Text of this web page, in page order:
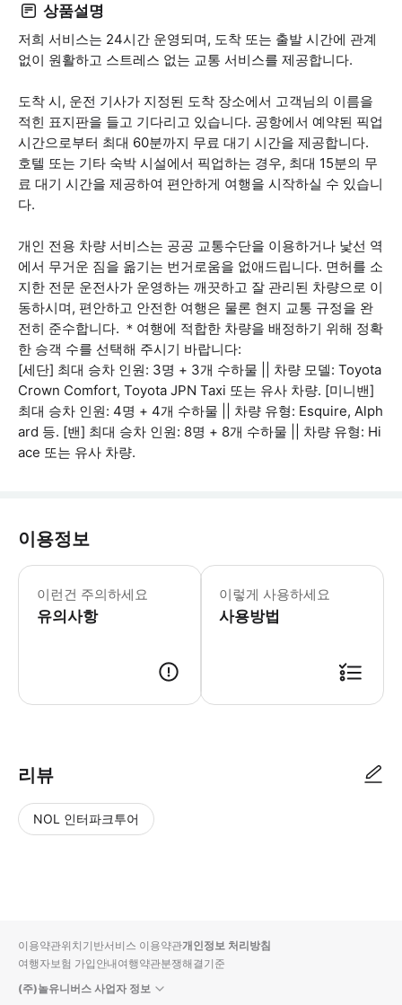
상품설명
저희 서비스는 24시간 운영되며, 도착 또는 출발 시간에 관계
없이 원활하고 스트레스 없는 교통 서비스를 제공합니다.
도착 시, 운전 기사가 지정된 도착 장소에서 고객님의 이름을
적힌 표지판을 들고 기다리고 있습니다. 공항에서 예약된 픽업
시간으로부터 최대 60분까지 무료 대기 시간을 제공합니다.
호텔 또는 기타 숙박 시설에서 픽업하는 경우, 최대 15분의 무
료 대기 시간을 제공하여 편안하게 여행을 시작하실 수 있습니
다.
개인 전용 차량 서비스는 공공 교통수단을 이용하거나 낯선 역
에서 무거운 짐을 옮기는 번거로움을 없애드립니다. 면허를 소
지한 전문 운전사가 운영하는 깨끗하고 잘 관리된 차량으로 이
동하시며, 편안하고 안전한 여행은 물론 현지 교통 규정을 완
전히 준수합니다. ＊여행에 적합한 차량을 배정하기 위해 정확
한 승객 수를 선택해 주시기 바랍니다:
[세단] 최대 승차 인원: 3명 + 3개 수하물 || 차량 모델: Toyota
Crown Comfort, Toyota JPN Taxi 또는 유사 차량. [미니밴]
최대 승차 인원: 4명 + 4개 수하물 || 차량 유형: Esquire, Alph
ard 등. [밴] 최대 승차 인원: 8명 + 8개 수하물 || 차량 유형: Hi
ace 또는 유사 차량.
이용정보
이런건 주의하세요
유의사항
＊정확한 시간에 픽업할 수 있도록
이렇게 사용하세요
사용방법
리뷰
NOL 인터파크투어
입니
다.
순
상
이용약관위치기반서비스 이용약관개인정보 처리방침
여행자보험 가입안내여행약관분쟁해결기준
(주)놀유니버스 사업자 정보